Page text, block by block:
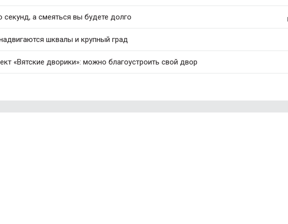
секунд, а смеяться вы будете долго
шквалы и крупный град
«Вятские дворики»: можно благоустроить свой двор